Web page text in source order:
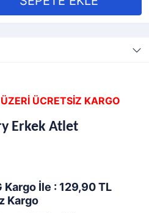
ÜCRETSİZ KARGO
Erkek Atlet
Kargo İle : 129,90 TL
Kargo